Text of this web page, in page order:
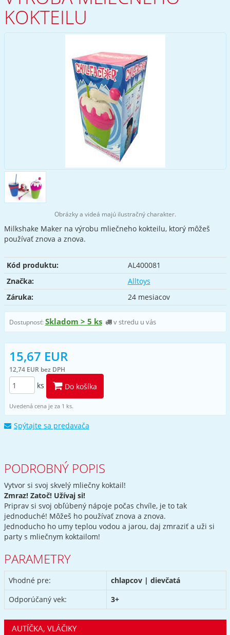
KOKTEILU
Obrázky a videá majú ilustračný charakter.
Milkshake Maker na výrobu mliečneho kokteilu, ktorý môžeš
používať znova a znova.
Kód produktu:
AL400081
Značka:
Alltoys
Záruka:
24 mesiacov
Dostupnosť:Skladom > 5 ks v stredu u vás
15,67 EUR
12,74 EUR bez DPH
ks Do košíka
Uvedená cena je za 1 ks.
Spýtajte sa predavača
PODROBNÝ POPIS
Vytvor si svoj skvelý mliečny koktail!
Zmraz! Zatoč! Užívaj si!
Priprav si svoj obľúbený nápoje počas chvíle, je to tak
jednoduché! Môžeš ho používať znova a znova.
Jednoducho ho umy teplou vodou a jarou, daj zmraziť a uži si
party s mliečnym koktailom!
PARAMETRY
Vhodné pre:
chlapcov | dievčatá
Odporúčaný vek:
3+
AUTÍČKA, VLÁČIKY